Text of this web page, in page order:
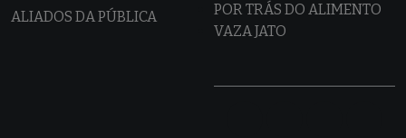
ALIADOS DA PÚBLICA
POR TRÁS DO ALIMENTO
VAZA JATO